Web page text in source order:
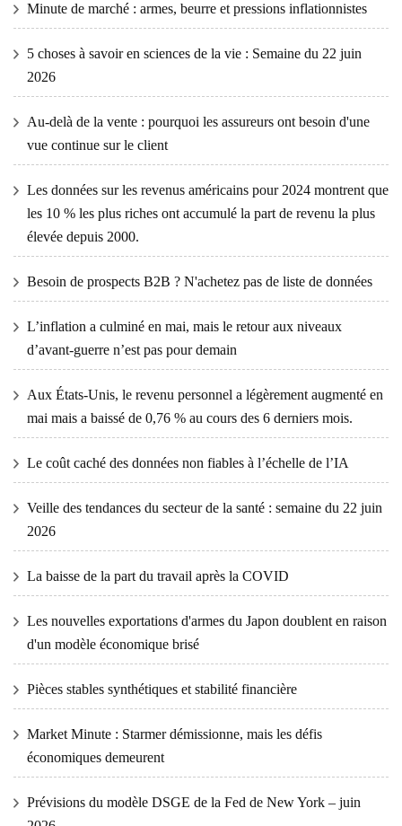
Minute de marché : armes, beurre et pressions inflationnistes
5 choses à savoir en sciences de la vie : Semaine du 22 juin
2026
Au-delà de la vente : pourquoi les assureurs ont besoin d'une
vue continue sur le client
Les données sur les revenus américains pour 2024 montrent que
les 10 % les plus riches ont accumulé la part de revenu la plus
élevée depuis 2000.
Besoin de prospects B2B ? N'achetez pas de liste de données
L’inflation a culminé en mai, mais le retour aux niveaux
d’avant-guerre n’est pas pour demain
Aux États-Unis, le revenu personnel a légèrement augmenté en
mai mais a baissé de 0,76 % au cours des 6 derniers mois.
Le coût caché des données non fiables à l’échelle de l’IA
Veille des tendances du secteur de la santé : semaine du 22 juin
2026
La baisse de la part du travail après la COVID
Les nouvelles exportations d'armes du Japon doublent en raison
d'un modèle économique brisé
Pièces stables synthétiques et stabilité financière
Market Minute : Starmer démissionne, mais les défis
économiques demeurent
Prévisions du modèle DSGE de la Fed de New York – juin